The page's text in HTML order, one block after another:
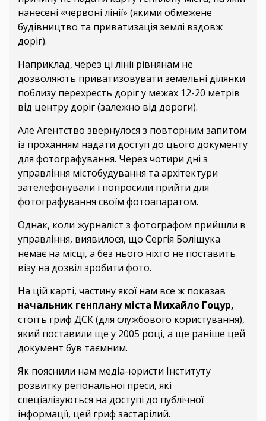
нанесені «червоні лінії» (якими обмежене
будівництво та приватизація землі вздовж
доріг).
Наприклад, через ці лінії рівнянам не
дозволяють приватизовувати земельні ділянки
поблизу перехресть доріг у межах 12-20 метрів
від центру доріг (залежно від дороги).
Але Агентство звернулося з повторним запитом
із проханням надати доступ до цього документу
для фотографування. Через чотири дні з
управління містобудування та архітектури
зателефонували і попросили прийти для
фотографування своїм фотоапаратом.
Однак, коли журналіст з фотографом прийшли в
управління, виявилося, що Сергія Боліщука
немає на місці, а без нього ніхто не поставить
візу на дозвіл зробити фото.
На цій карті, частину якої нам все ж показав
начальник генплану міста Михайло Гоцур,
стоїть гриф ДСК (для службового користування),
який поставили ще у 2005 році, а ще раніше цей
документ був таємним.
Як пояснили нам медіа-юристи Інституту
розвитку регіональної преси, які
спеціалізуються на доступі до публічної
інформації, цей гриф застарілий.